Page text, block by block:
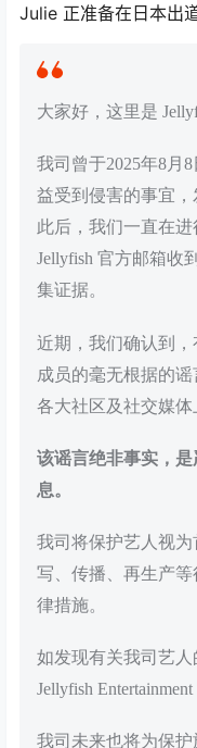
Julie 正准备在日本出道
大家好，这里是
我司曾于2025年8月
益受到侵害的事宜，
此后，我们一直在
Jellyfish 官方邮箱收
集证据。
近期，我们确认到
成员的毫无根据的谣
各大社区及社交媒体
该谣言绝非事实，
息。
我司将保护艺人视
写、传播、再生产
律措施。
如发现有关我司艺
Jellyfish
我司未来也将为保